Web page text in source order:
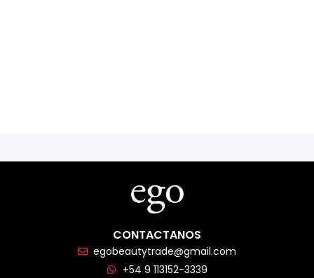
CONTACTANOS
egobeautytrade@gmail.com
+54 9 113152-3339